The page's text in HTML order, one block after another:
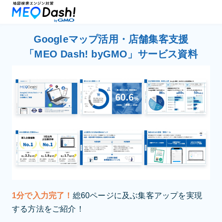
Googleマップ活用・店舗集客支援
「MEO Dash! byGMO」サービス資料
1分で入力完了！ 総60ページに及ぶ集客アップを実現
する方法をご紹介！